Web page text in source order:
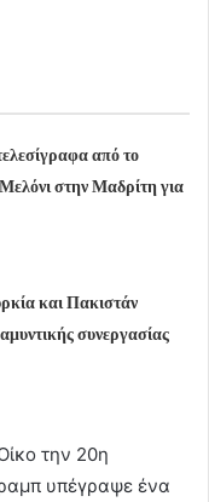
από το
στην Μαδρίτη για
και Πακιστάν
συνεργασίας
την 20η
υπέγραψε ένα